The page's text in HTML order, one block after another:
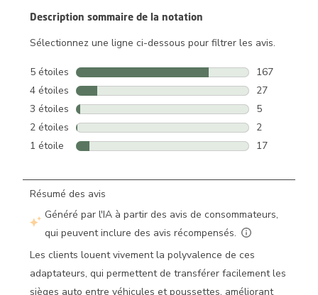
Description sommaire de la notation
Sélectionnez une ligne ci-dessous pour filtrer les avis.
5 étoiles étoiles
167
167 avis
4 étoiles étoiles
27
27 avis avec
3 étoiles étoiles
5
5 avis avec
2 étoiles étoiles
2
2 avis avec
1 étoile étoiles
17